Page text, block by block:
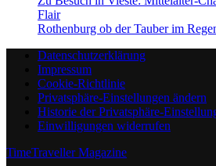
Flair
Rothenburg ob der Tauber im
Datenschutzerklärung
Impressum
Cookie-Richtlinie
Privatsphäre-Einstellungen ändern
Historie der Privatsphäre-
Einwilligungen widerrufen
TimeTraveller Magazine